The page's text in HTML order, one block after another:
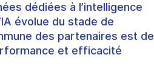
dédiées à l’intelligence
évolue du stade de
des partenaires est de
et efficacité